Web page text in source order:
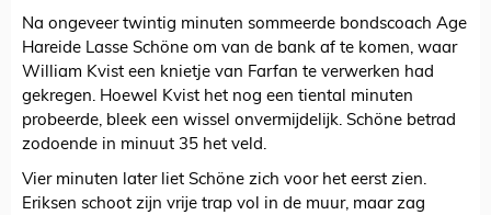
Na ongeveer twintig minuten sommeerde bondscoach Age
Hareide Lasse Schöne om van de bank af te komen, waar
William Kvist een knietje van Farfan te verwerken had
gekregen. Hoewel Kvist het nog een tiental minuten
probeerde, bleek een wissel onvermijdelijk. Schöne betrad
zodoende in minuut 35 het veld.
Vier minuten later liet Schöne zich voor het eerst zien.
Eriksen schoot zijn vrije trap vol in de muur, maar zag